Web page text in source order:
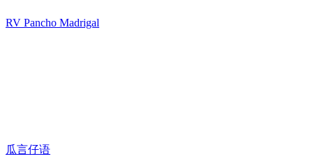
RV Pancho Madrigal
瓜言仔语